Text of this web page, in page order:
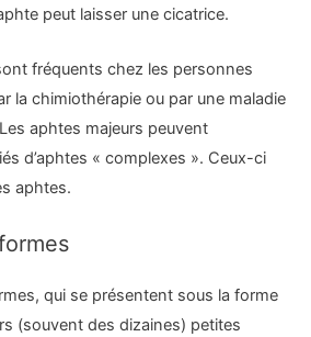
peut laisser une cicatrice.
fréquents chez les personnes
la chimiothérapie ou par une maladie
aphtes majeurs peuvent
d’aphtes « complexes ». Ceux-ci
aphtes.
qui se présentent sous la forme
(souvent des dizaines) petites